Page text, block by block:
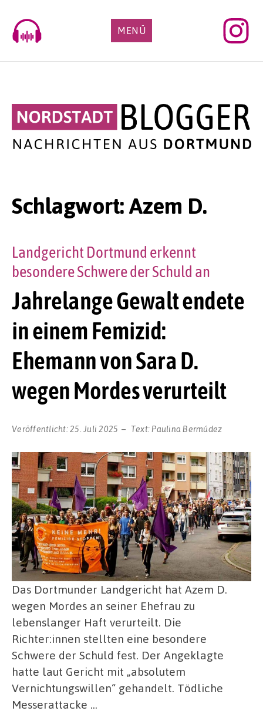
content
MENÜ
Schlagwort:Azem D.
Jahrelange Gewalt endete
in einem Femizid:
Ehemann von Sara D.
wegen Mordes verurteilt
Landgericht Dortmund erkennt
besondere Schwere der Schuld an
Veröffentlicht:25. Juli 2025 Text:Paulina Bermúdez
Das Dortmunder Landgericht hat Azem D.
wegen Mordes an seiner Ehefrau zu
lebenslanger Haft verurteilt. Die
Richter:innen stellten eine besondere
Schwere der Schuld fest. Der Angeklagte
hatte laut Gericht mit „absolutem
Vernichtungswillen“ gehandelt. Tödliche
Messerattacke …